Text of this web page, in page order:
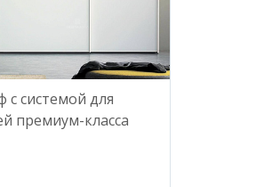
системой для
премиум-класса